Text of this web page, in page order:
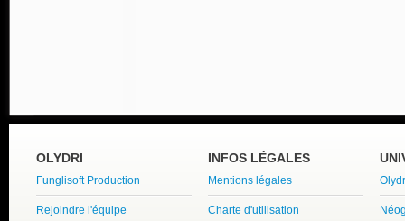
OLYDRI
Funglisoft Production
Rejoindre l'équipe
INFOS LÉGALES
Mentions légales
Charte d'utilisation